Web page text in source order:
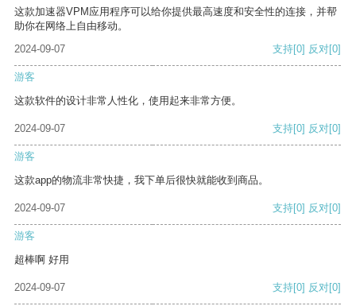
这款加速器VPM应用程序可以给你提供最高速度和安全性的连接，并帮
助你在网络上自由移动。
2024-09-07
支持[0] 反对[0]
游客
这款软件的设计非常人性化，使用起来非常方便。
2024-09-07 支持[0] 反对[0]
游客
这款app的物流非常快捷，我下单后很快就能收到商品。
2024-09-07 支持[0] 反对[0]
游客
超棒啊 好用
2024-09-07 支持[0] 反对[0]